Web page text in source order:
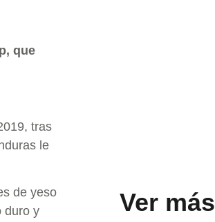
que
tras
le
de yeso
duro y
Ver más